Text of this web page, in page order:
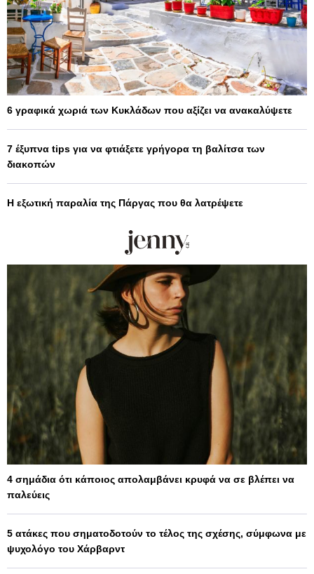
6 γραφικά χωριά των Κυκλάδων που αξίζει να ανακαλύψετε
7 έξυπνα tips για να φτιάξετε γρήγορα τη βαλίτσα των
διακοπών
Η εξωτική παραλία της Πάργας που θα λατρέψετε
4 σημάδια ότι κάποιος απολαμβάνει κρυφά να σε βλέπει να
παλεύεις
5 ατάκες που σηματοδοτούν το τέλος της σχέσης, σύμφωνα με
ψυχολόγο του Χάρβαρντ